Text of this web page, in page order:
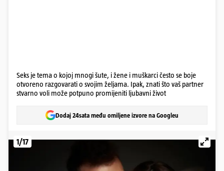
Seks je tema o kojoj mnogi šute, i žene i muškarci često se boje
otvoreno razgovarati o svojim željama. Ipak, znati što vaš partner
stvarno voli može potpuno promijeniti ljubavni život
Dodaj 24sata među omiljene izvore na Googleu
1/17